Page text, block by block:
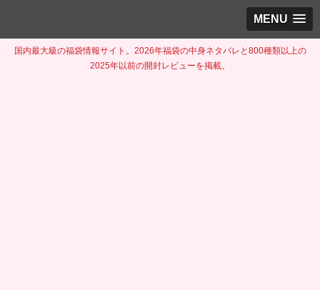
MENU
国内最大級の福袋情報サイト。2026年福袋の中身ネタバレと800種類以上の
2025年以前の開封レビューを掲載。